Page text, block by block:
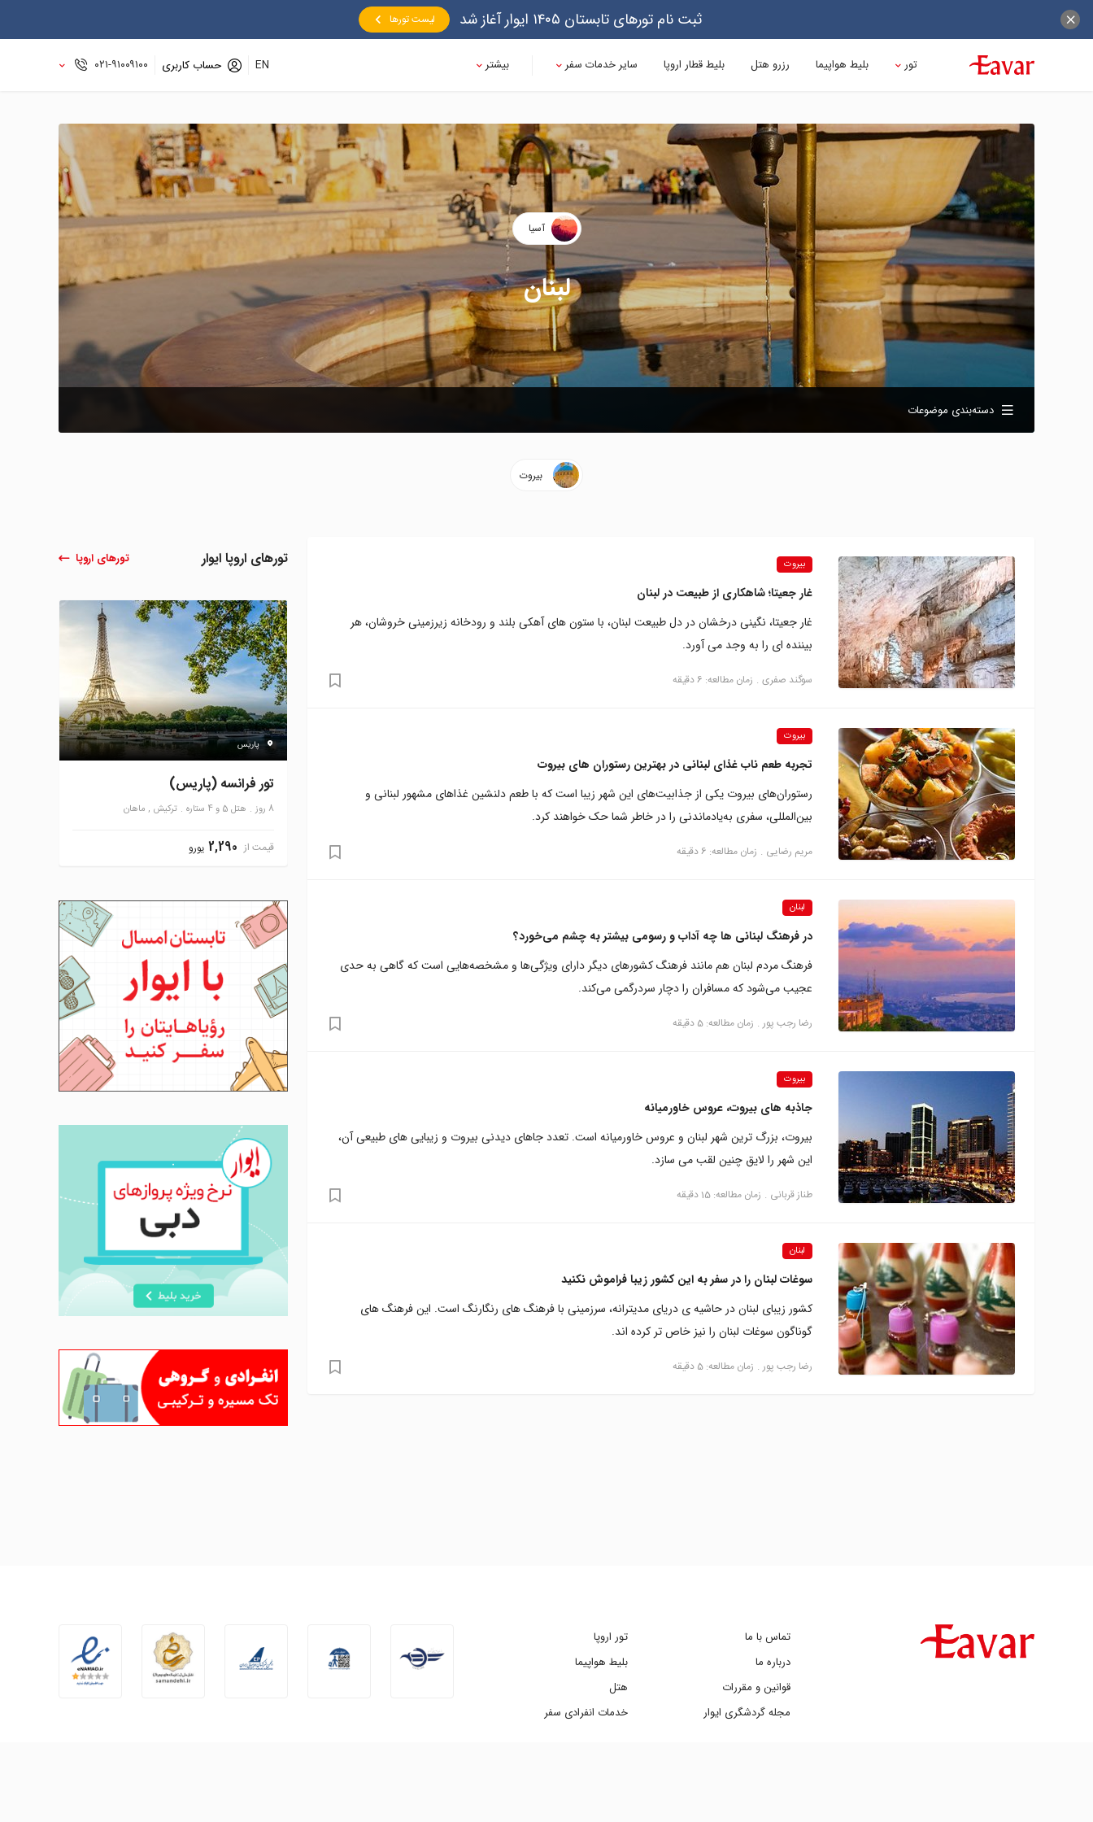
ثبت نام تورهای تابستان ۱۴۰۵ ایوار آغاز شد لیست تورها
تور بلیط هواپیما رزرو هتل بلیط قطار اروپا سایر خدمات سفر بیشتر EN حساب کاربری ۰۲۱-۹۱۰۰۹۱۰۰
آسیا
لبنان
دسته‌بندی موضوعات
بیروت
بیروت
غار جعیتا؛ شاهکاری از طبیعت در لبنان
غار جعیتا، نگینی درخشان در دل طبیعت لبنان، با ستون های آهکی بلند و رودخانه زیرزمینی خروشان، هر
بیننده ای را به وجد می آورد.
سوگند صفری زمان مطالعه: 6 دقیقه
بیروت
تجربه طعم ناب غذای لبنانی در بهترین رستوران های بیروت
رستوران‌های بیروت یکی از جذابیت‌های این شهر زیبا است که با طعم دلنشین غذاهای مشهور لبنانی و
بین‌المللی، سفری به‌یادماندنی را در خاطر شما حک خواهند کرد.
مریم رضایی زمان مطالعه: 6 دقیقه
لبنان
در فرهنگ لبنانی ها چه آداب و رسومی بیشتر به چشم می‌خورد؟
فرهنگ مردم لبنان هم مانند فرهنگ کشورهای دیگر دارای ویژگی‌ها و مشخصه‌هایی است که گاهی به حدی
عجیب می‌شود که مسافران را دچار سردرگمی می‌کند.
رضا‍ رجب پور زمان مطالعه: 5 دقیقه
بیروت
جاذبه های بیروت، عروس خاورمیانه
بیروت، بزرگ ترین شهر لبنان و عروس خاورمیانه است. تعدد جاهای دیدنی بیروت و زیبایی های طبیعی آن،
این شهر را لایق چنین لقب می سازد.
طناز قربانی زمان مطالعه: 15 دقیقه
لبنان
سوغات لبنان را در سفر به این کشور زیبا فراموش نکنید
کشور زیبای لبنان در حاشیه ی دریای مدیترانه، سرزمینی با فرهنگ های رنگارنگ است. این فرهنگ های
گوناگون سوغات لبنان را نیز خاص تر کرده اند.
رضا‍ رجب پور زمان مطالعه: 5 دقیقه
تورهای اروپا ایوار تورهای اروپا
پاریس
تور فرانسه (پاریس)
8 روز هتل 5 و 4 ستاره ترکیش , ماهان
قیمت از 2,290 یورو
تماس با ما
درباره ما
قوانین و مقررات
مجله گردشگری ایوار
تور اروپا
بلیط هواپیما
هتل
خدمات انفرادی سفر